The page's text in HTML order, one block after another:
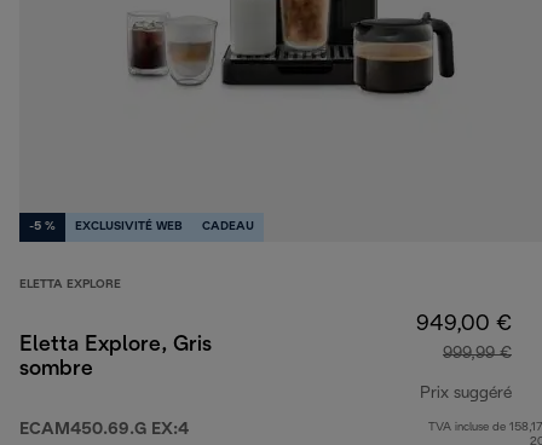
-5 % EXCLUSIVITÉ WEB CADEAU
ELETTA EXPLORE
Eletta Explore, Gris
sombre
ECAM450.69.G EX:4
949,00 €
999,99 €
Prix suggéré
TVA incluse de